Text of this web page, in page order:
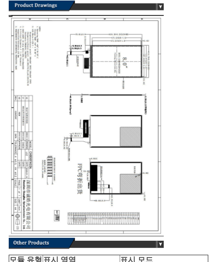
모듈 유형 표시 영역 표시 모드